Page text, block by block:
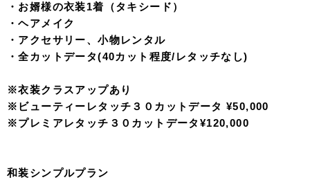
・お婿様の衣装1着（タキシード）
・ヘアメイク
・アクセサリー、小物レンタル
・全カットデータ(40カット程度/レタッチなし)
※衣装クラスアップあり
※ビューティーレタッチ３０カットデータ ¥50,000
※プレミアレタッチ３０カットデータ¥120,000
和装シンプルプラン